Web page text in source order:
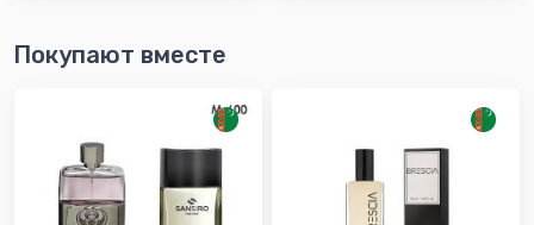
Покупают вместе